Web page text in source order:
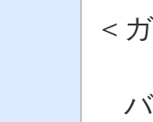
＜
バ